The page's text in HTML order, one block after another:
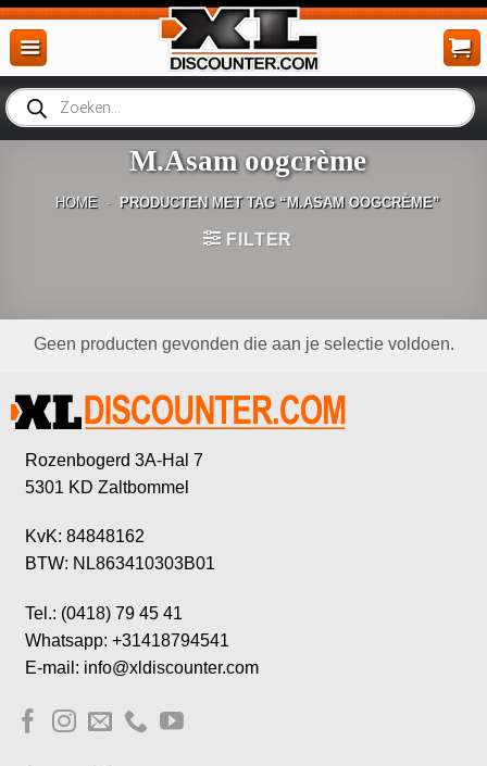
Ga
naar
inhoud
Producten
zoeken
M.Asam oogcrème
HOME - PRODUCTEN MET TAG “M.ASAM OOGCRÈME”
FILTER
Geen producten gevonden die aan je selectie voldoen.
Rozenbogerd 3A-Hal 7
5301 KD Zaltbommel
KvK: 84848162
BTW: NL863410303B01
Tel.: (0418) 79 45 41
Whatsapp: +31418794541
E-mail: info@xldiscounter.com